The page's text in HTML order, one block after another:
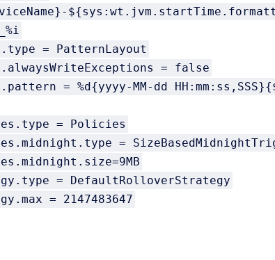
= PatternLayout
= false
= %d{yyyy-MM-dd
= Policies
=
= DefaultRolloverStrategy
= 2147483647